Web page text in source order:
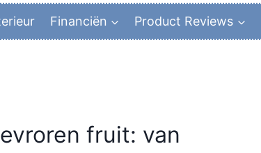
Financiën Product Reviews
fruit: van